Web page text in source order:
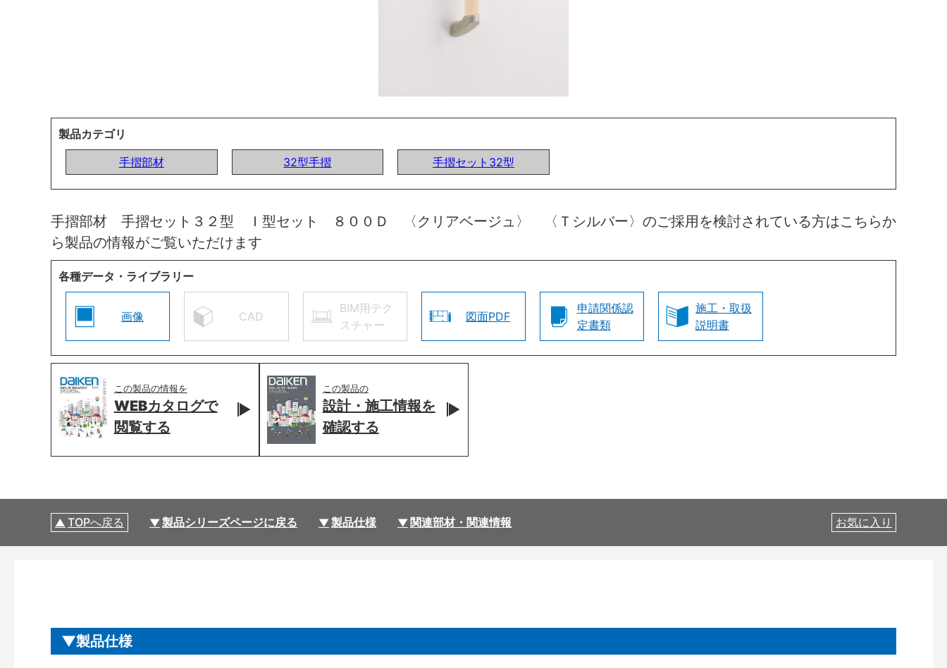
製品カテゴリ
手摺部材
32型手摺 手摺セット32型
手摺部材 手摺セット３２型 Ｉ型セット ８００Ｄ 〈クリアベージュ〉 〈Ｔシルバー〉のご採用を検討されている方はこちらか
ら製品の情報がご覧いただけます
各種データ・ライブラリー
画像 CAD
BIM用テク
スチャー
図面PDF
申請関係認
定書類
施工・取扱
説明書
この製品の情報を
WEBカタログで
閲覧する
この製品の
設計・施工情報を
確認する
TOPへ戻る 製品シリーズページに戻る 製品仕様 関連部材・関連情報 お気に入り
製品仕様